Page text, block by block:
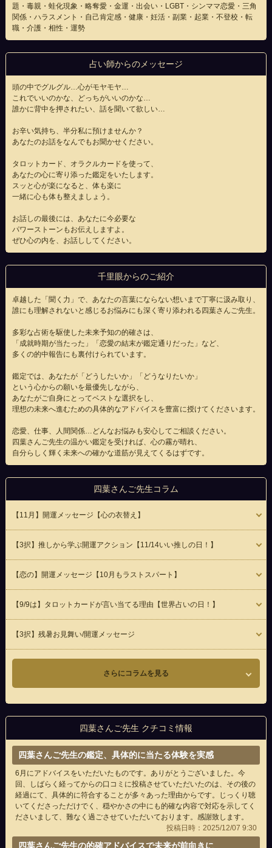
題・毒親・蛙化現象・略奪愛・金運・出会い・LGBT・シンママ恋愛・三角
関係・ハラスメント・自己肯定感・健康・妊活・副業・起業・不登校・転
職・介護・相性・運勢
占い師からのメッセージ
頭の中でグルグル…心がモヤモヤ…
これでいいのかな、どっちがいいのかな…
誰かに背中を押されたい、話を聞いて欲しい…
お辛い気持ち、半分私に預けませんか？
あなたのお話をなんでもお聞かせください。
タロットカード、オラクルカードを使って、
あなたの心に寄り添った鑑定をいたします。
スッと心が楽になると、体も楽に
一緒に心も体も整えましょう。
お話しの最後には、あなたに今必要な
パワーストーンもお伝えしますよ。
ぜひ心の内を、お話ししてください。
千里眼からのご紹介
卓越した「聞く力」で、あなたの言葉にならない想いまで丁寧に汲み取り、
誰にも理解されないと感じるお悩みにも深く寄り添われる四葉さんご先生。
多彩な占術を駆使した未来予知の的確さは、
「成就時期が当たった」「恋愛の結末が鑑定通りだった」など、
多くの的中報告にも裏付けられています。
鑑定では、あなたが「どうしたいか」「どうなりたいか」
という心からの願いを最優先しながら、
あなたがご自身にとってベストな選択をし、
理想の未来へ進むための具体的なアドバイスを豊富に授けてくださいます。
恋愛、仕事、人間関係…どんなお悩みも安心してご相談ください。
四葉さんご先生の温かい鑑定を受ければ、心の霧が晴れ、
自分らしく輝く未来への確かな道筋が見えてくるはずです。
四葉さんご先生コラム
【11月】開運メッセージ【心の衣替え】
【3択】推しから学ぶ開運アクション【11/14いい推しの日！】
【恋の】開運メッセージ【10月もラストスパート】
【9/9は】タロットカードが言い当てる理由【世界占いの日！】
【3択】残暑お見舞い/開運メッセージ
さらにコラムを見る
四葉さんご先生 クチコミ情報
四葉さんご先生の鑑定、具体的に当たる体験を実感
6月にアドバイスをいただいたものです。ありがとうございました。今
回、しばらく経ってからの口コミに投稿させていただいたのは、その後の
経過にて、具体的に符合することが多々あった理由からです。じっくり聴
いてくださっただけでく、穏やかさの中にも的確な内容で対応を示してく
ださいまして、難なく過ごさせていただいております。感謝致します。
投稿日時：2025/12/07 9:30
四葉さんご先生の的確アドバイスで未来が前向きに